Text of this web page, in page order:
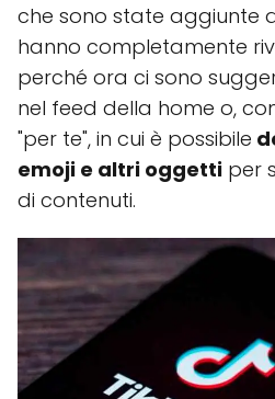
che sono state aggiunte
hanno completamente
perché ora ci sono
nel feed della home o,
"per te", in cui è possibile
emoji e altri oggetti per
di contenuti.